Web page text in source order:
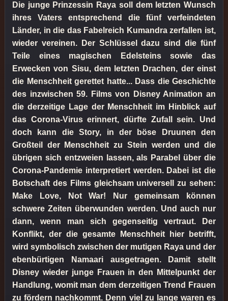
Die junge Prinzessin Raya soll dem letzten Wunsch
ihres Vaters entsprechend die fünf verfeindeten
Länder, in die das Fabelreich Kumandra zerfallen ist,
wieder vereinen. Der Schlüssel dazu sind die fünf
Teile eines magischen Edelsteins sowie das
Erwecken von Sisu, dem letzten Drachen, der einst
die Menschheit gerettet hatte... Dass die Geschichte
des inzwischen 59. Films von Disney Animation an
die derzeitige Lage der Menschheit im Hinblick auf
das Corona-Virus erinnert, dürfte Zufall sein. Und
doch kann die Story, in der böse Druunen den
Großteil der Menschheit zu Stein werden und die
übrigen sich entzweien lassen, als Parabel über die
Corona-Pandemie interpretiert werden. Dabei ist die
Botschaft des Films gleichsam universell zu sehen:
Make Love, Not War! Nur gemeinsam können
schwere Zeiten überwunden werden. Und auch nur
dann, wenn man sich gegenseitig vertraut. Der
Konflikt, der die gesamte Menschheit hier betrifft,
wird symbolisch zwischen der mutigen Raya und der
ebenbürtigen Namaari ausgetragen. Damit stellt
Disney wieder junge Frauen in den Mittelpunkt der
Handlung, womit man dem derzeitigen Trend Frauen
zu fördern nachkommt. Denn viel zu lange waren es